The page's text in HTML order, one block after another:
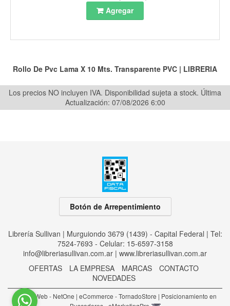
Agregar
Rollo De Pvc Lama X 10 Mts. Transparente PVC | LIBRERIA
Los precios NO incluyen IVA. Disponibilidad sujeta a stock. Última
Actualización: 07/08/2026 6:00
Botón de Arrepentimiento
Librería Sullivan | Murguiondo 3679 (1439) - Capital Federal | Tel:
7524-7693 - Celular: 15-6597-3158
info@libreriasullivan.com.ar | www.libreriasullivan.com.ar
OFERTAS
LA EMPRESA MARCAS
CONTACTO
NOVEDADES
Diseño Web - NetOne | eCommerce - TornadoStore | Posicionamiento en